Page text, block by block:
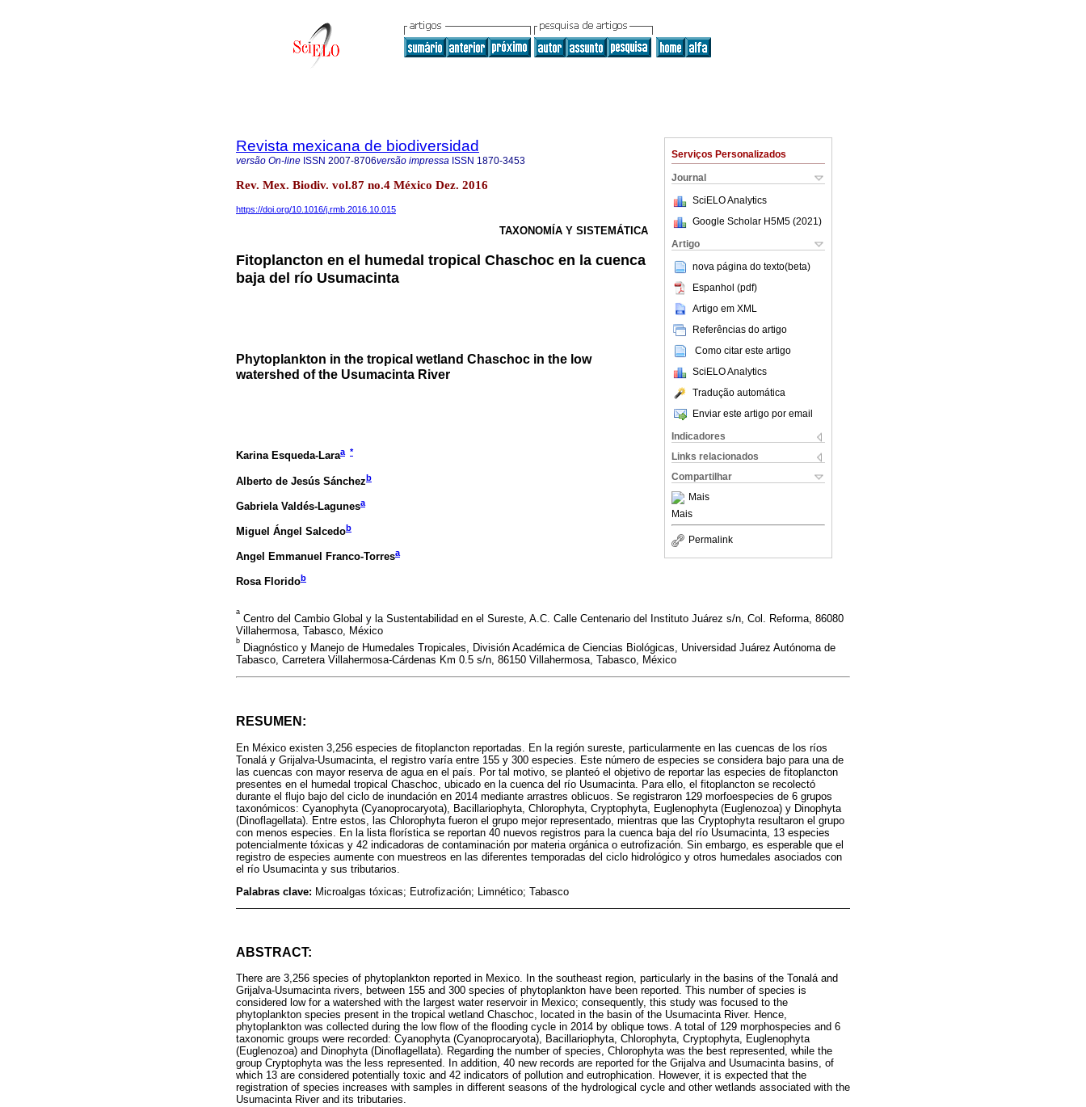
Serviços Personalizados
Journal
SciELO Analytics
Google Scholar H5M5 (2021 )
Artigo
nova página do texto(beta)
Espanhol (pdf)
Artigo em XML
Referências do artigo
Como citar este artigo
SciELO Analytics
Tradução automática
Enviar este artigo por email
Indicadores
Links relacionados
Compartilhar
Mais
Mais
Permalink
Revista mexicana de biodiversidad
versão On-line ISSN 2007-8706versão impressa ISSN 1870-3453
Rev. Mex. Biodiv. vol.87 no.4 México Dez. 2016
https://doi.org/10.1016/j.rmb.2016.10.015
TAXONOMÍA Y SISTEMÁTICA
Fitoplancton en el humedal tropical Chaschoc en la cuenca
baja del río Usumacinta
Phytoplankton in the tropical wetland Chaschoc in the low
watershed of the Usumacinta River
Karina Esqueda-Laraa *
Alberto de Jesús Sánchezb
Gabriela Valdés-Lagunesa
Miguel Ángel Salcedob
Angel Emmanuel Franco-Torresa
Rosa Floridob
a
Centro del Cambio Global y la Sustentabilidad en el Sureste, A.C. Calle Centenario del Instituto Juárez s/n, Col. Reforma, 86080
Villahermosa, Tabasco, México
b
Diagnóstico y Manejo de Humedales Tropicales, División Académica de Ciencias Biológicas, Universidad Juárez Autónoma de
Tabasco, Carretera Villahermosa-Cárdenas Km 0.5 s/n, 86150 Villahermosa, Tabasco, México
RESUMEN:
En México existen 3,256 especies de fitoplancton reportadas. En la región sureste, particularmente en las cuencas de los ríos
Tonalá y Grijalva-Usumacinta, el registro varía entre 155 y 300 especies. Este número de especies se considera bajo para una de
las cuencas con mayor reserva de agua en el país. Por tal motivo, se planteó el objetivo de reportar las especies de fitoplancton
presentes en el humedal tropical Chaschoc, ubicado en la cuenca del río Usumacinta. Para ello, el fitoplancton se recolectó
durante el flujo bajo del ciclo de inundación en 2014 mediante arrastres oblicuos. Se registraron 129 morfoespecies de 6 grupos
taxonómicos: Cyanophyta (Cyanoprocaryota), Bacillariophyta, Chlorophyta, Cryptophyta, Euglenophyta (Euglenozoa) y Dinophyta
(Dinoflagellata). Entre estos, las Chlorophyta fueron el grupo mejor representado, mientras que las Cryptophyta resultaron el grupo
con menos especies. En la lista florística se reportan 40 nuevos registros para la cuenca baja del río Usumacinta, 13 especies
potencialmente tóxicas y 42 indicadoras de contaminación por materia orgánica o eutrofización. Sin embargo, es esperable que el
registro de especies aumente con muestreos en las diferentes temporadas del ciclo hidrológico y otros humedales asociados con
el río Usumacinta y sus tributarios.
Palabras clave: Microalgas tóxicas; Eutrofización; Limnético; Tabasco
ABSTRACT:
There are 3,256 species of phytoplankton reported in Mexico. In the southeast region, particularly in the basins of the Tonalá and
Grijalva-Usumacinta rivers, between 155 and 300 species of phytoplankton have been reported. This number of species is
considered low for a watershed with the largest water reservoir in Mexico; consequently, this study was focused to the
phytoplankton species present in the tropical wetland Chaschoc, located in the basin of the Usumacinta River. Hence,
phytoplankton was collected during the low flow of the flooding cycle in 2014 by oblique tows. A total of 129 morphospecies and 6
taxonomic groups were recorded: Cyanophyta (Cyanoprocaryota), Bacillariophyta, Chlorophyta, Cryptophyta, Euglenophyta
(Euglenozoa) and Dinophyta (Dinoflagellata). Regarding the number of species, Chlorophyta was the best represented, while the
group Cryptophyta was the less represented. In addition, 40 new records are reported for the Grijalva and Usumacinta basins, of
which 13 are considered potentially toxic and 42 indicators of pollution and eutrophication. However, it is expected that the
registration of species increases with samples in different seasons of the hydrological cycle and other wetlands associated with the
Usumacinta River and its tributaries.